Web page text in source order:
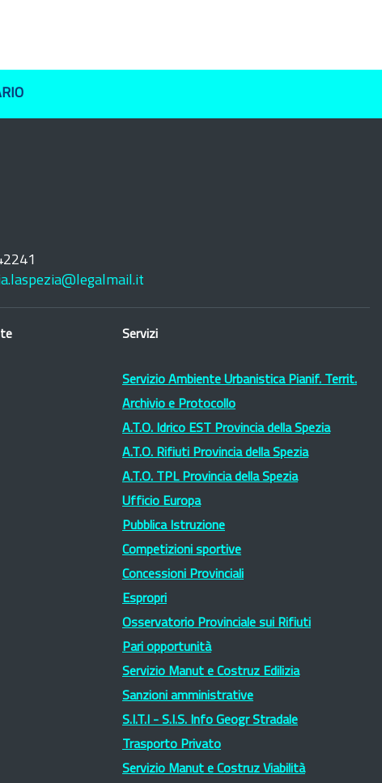
Servizi
Servizio Ambiente Urbanistica Pianif. Territ.
Archivio e Protocollo
A.T.O. Idrico EST Provincia della Spezia
A.T.O. Rifiuti Provincia della Spezia
A.T.O. TPL Provincia della Spezia
Ufficio Europa
Pubblica Istruzione
Competizioni sportive
Concessioni Provinciali
Espropri
Osservatorio Provinciale sui Rifiuti
Pari opportunità
Servizio Manut e Costruz Edilizia
Sanzioni amministrative
S.I.T.I - S.I.S. Info Geogr Stradale
Trasporto Privato
Servizio Manut e Costruz Viabilità